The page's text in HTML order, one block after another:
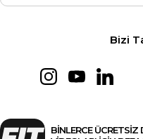
Bizi
BİNLERCE ÜCRETSİZ